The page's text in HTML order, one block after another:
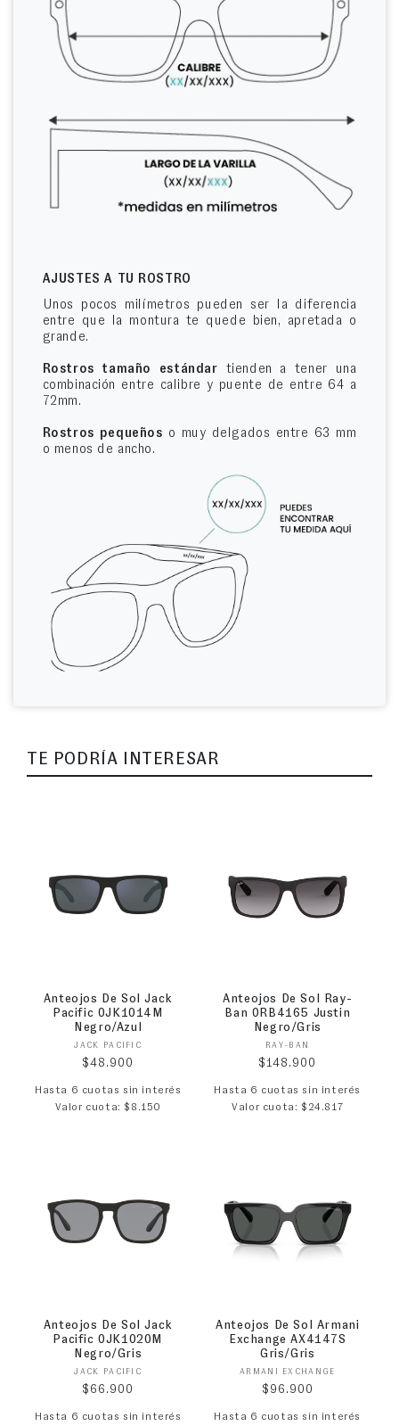
AJUSTES A TU ROSTRO
Unos pocos milímetros pueden ser la diferencia
entre que la montura te quede bien, apretada o
grande.
Rostros tamaño estándar tienden a tener una
combinación entre calibre y puente de entre 64 a
72mm.
Rostros pequeños o muy delgados entre 63 mm
o menos de ancho.
TE PODRÍA INTERESAR
Anteojos De Sol Jack
Pacific 0JK1014M
Negro/Azul
Proveedor:
JACK PACIFIC
Precio habitual
$48.900
Hasta 6 cuotas sin interés
Valor cuota: $8.150
Anteojos De Sol Ray-
Ban 0RB4165 Justin
Negro/Gris
Proveedor:
RAY-BAN
Precio habitual
$148.900
Hasta 6 cuotas sin interés
Valor cuota: $24.817
Anteojos De Sol Jack
Pacific 0JK1020M
Negro/Gris
Proveedor:
JACK PACIFIC
Precio habitual
$66.900
Hasta 6 cuotas sin interés
Anteojos De Sol Armani
Exchange AX4147S
Gris/Gris
Proveedor:
ARMANI EXCHANGE
Precio habitual
$96.900
Hasta 6 cuotas sin interés